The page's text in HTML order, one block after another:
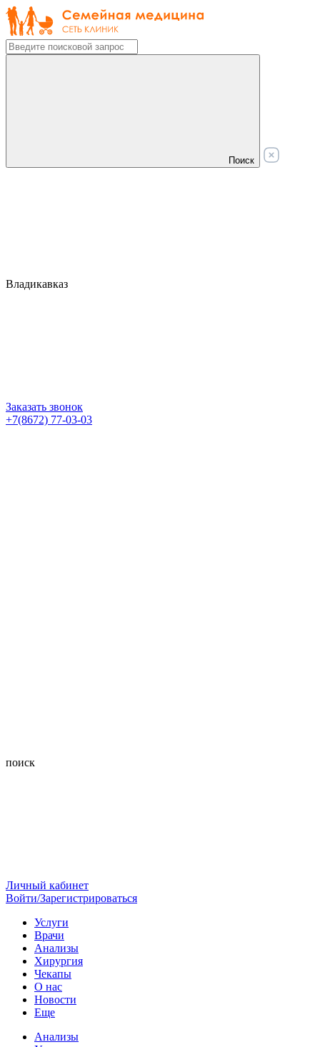
Поиск
Владикавказ
Заказать звонок
+7(8672) 77-03-03
поиск
Личный кабинет
Войти/Зарегистрироваться
Услуги
Врачи
Анализы
Хирургия
Чекапы
О нас
Новости
Еще
Анализы